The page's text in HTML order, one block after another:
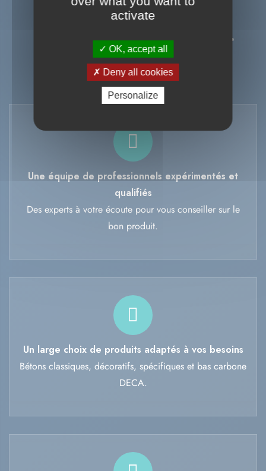
Pourquoi choisir
Béton Vicat ?
Une équipe de professionnels expérimentés et
qualifiés
Des experts à votre écoute pour vous conseiller sur le
bon produit.
Un large choix de produits adaptés à vos besoins
Bétons classiques, décoratifs, spécifiques et bas carbone
DECA.
activate
OK, accept all
Deny all cookies
Personalize